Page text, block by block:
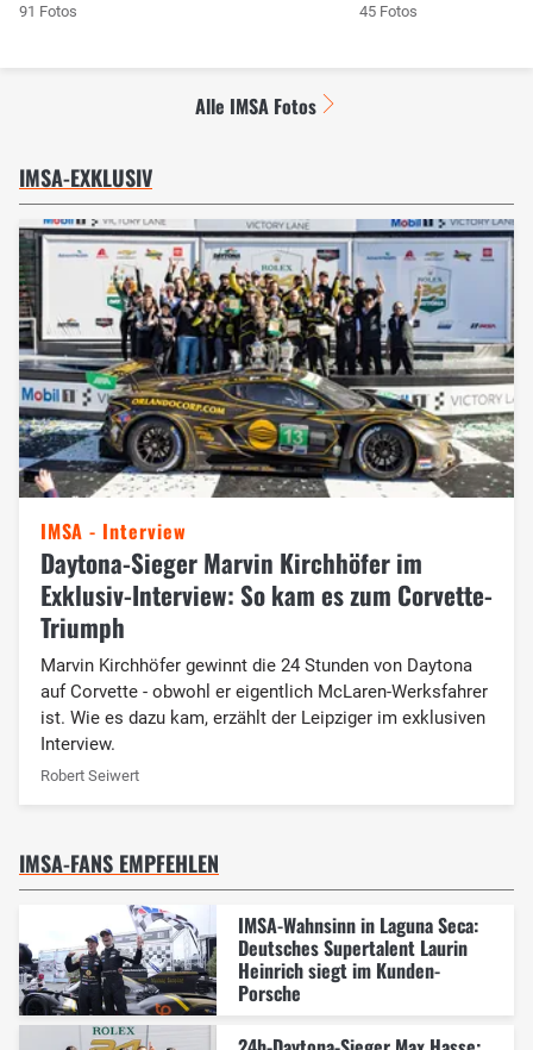
91 Fotos 45 Fotos
Alle IMSA Fotos
IMSA-EXKLUSIV
IMSA - Interview
Daytona-Sieger Marvin Kirchhöfer im
Exklusiv-Interview: So kam es zum Corvette-
Triumph
Marvin Kirchhöfer gewinnt die 24 Stunden von Daytona
auf Corvette - obwohl er eigentlich McLaren-Werksfahrer
ist. Wie es dazu kam, erzählt der Leipziger im exklusiven
Interview.
Robert Seiwert
IMSA-FANS EMPFEHLEN
IMSA-Wahnsinn in Laguna Seca:
Deutsches Supertalent Laurin
Heinrich siegt im Kunden-
Porsche